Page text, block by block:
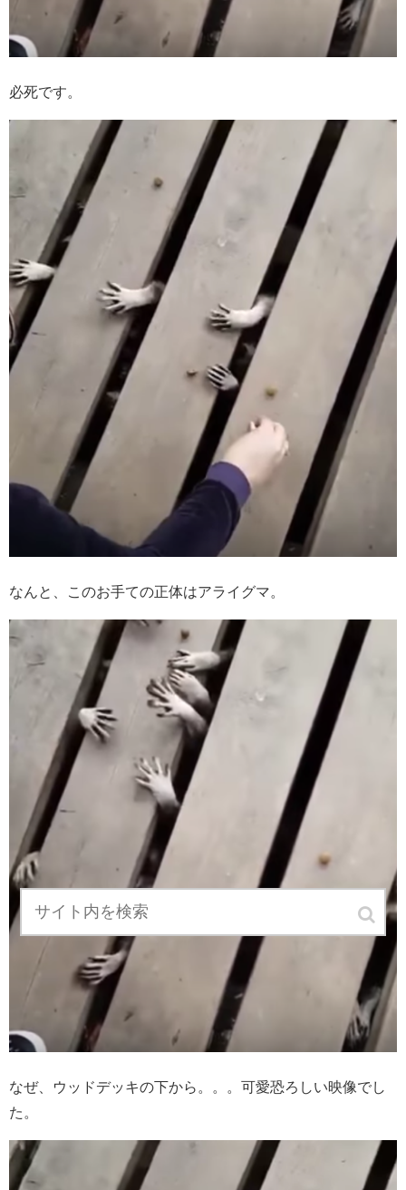
必死です。
なんと、このお手ての正体はアライグマ。
なぜ、ウッドデッキの下から。。。可愛恐ろしい映像でし
た。